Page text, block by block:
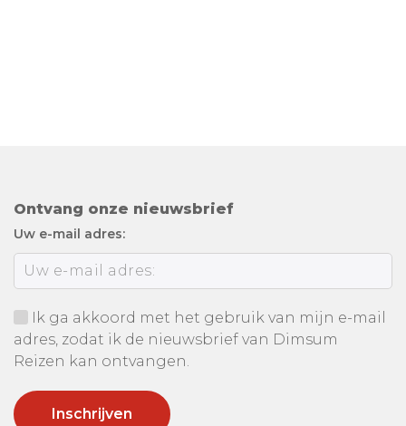
Ontvang onze nieuwsbrief
Uw e-mail adres:
Ik ga akkoord met het gebruik van mijn e-mail
adres, zodat ik de nieuwsbrief van Dimsum
Reizen kan ontvangen.